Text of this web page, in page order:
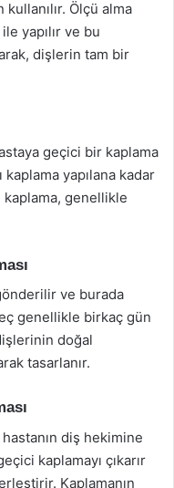
Ölçü alma
yapılır ve bu
dişlerin tam bir
geçici bir kaplama
kaplama yapılana kadar
kaplama, genellikle
ve burada
genellikle birkaç gün
doğal
tasarlanır.
hastanın diş hekimine
kaplamayı çıkarır
Kaplamanın